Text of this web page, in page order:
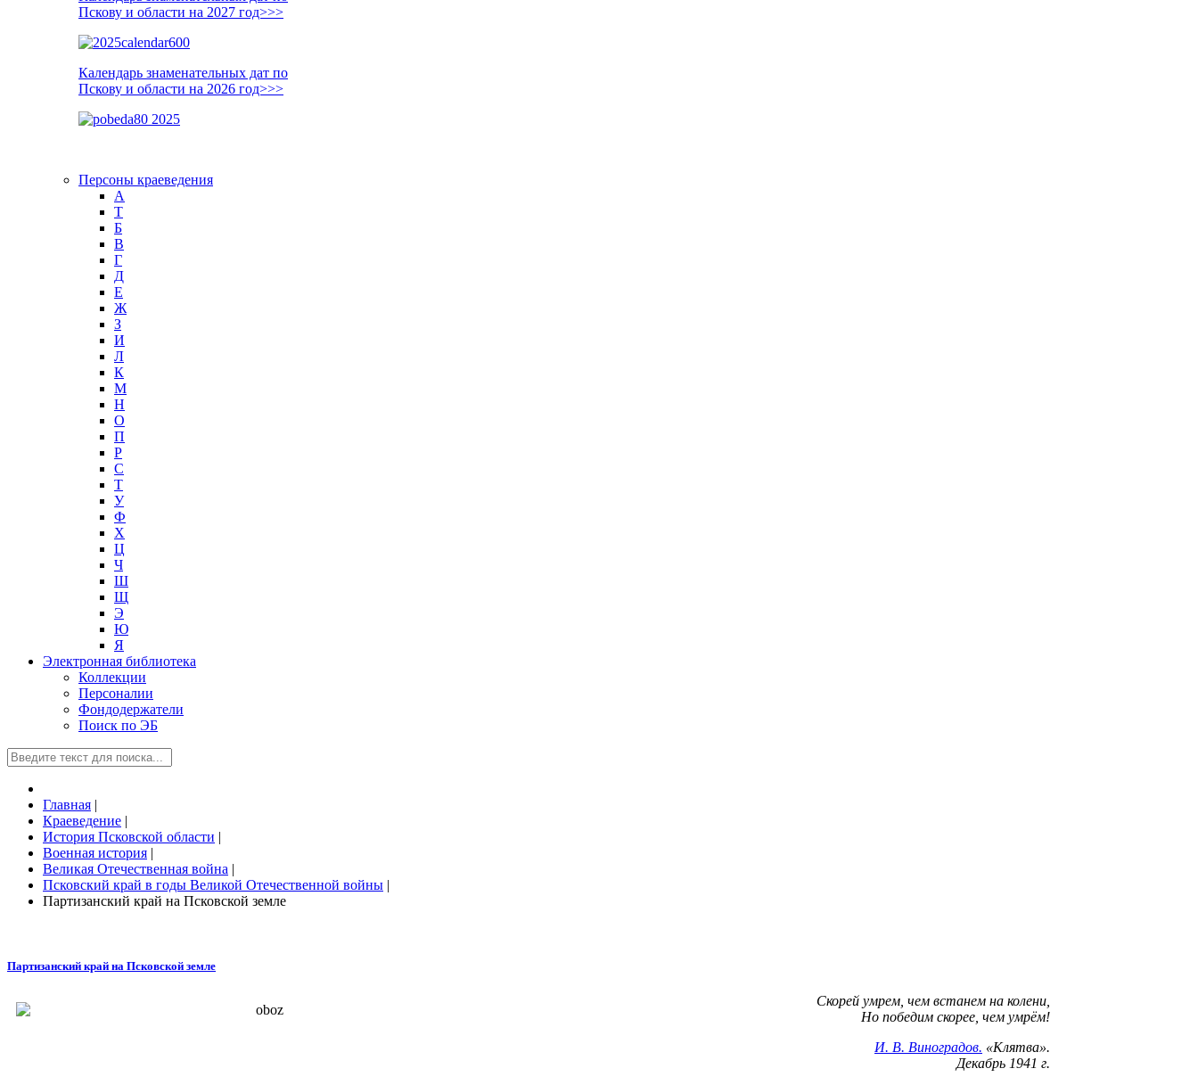
Пскову и области на 2027 год>>>
Календарь знаменательных дат по
Пскову и области на 2026 год>>>
Персоны краеведения
А
T
Б
В
Г
Д
Е
Ж
З
И
Л
К
М
Н
О
П
Р
С
Т
У
Ф
Х
Ц
Ч
Ш
Щ
Э
Ю
Я
Электронная библиотека
Коллекции
Персоналии
Фондодержатели
Поиск по ЭБ
Главная |
Краеведение |
История Псковской области |
Военная история |
Великая Отечественная война |
Псковский край в годы Великой Отечественной войны |
Партизанский край на Псковской земле
Партизанский край на Псковской земле
Скорей умрем, чем встанем на колени,
Но победим скорее, чем умрём!
И. В. Виноградов. «Клятва».
Декабрь 1941 г.